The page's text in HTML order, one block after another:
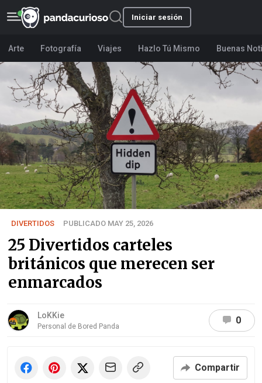
Iniciar sesión
Arte Fotografía Viajes Hazlo Tú Mismo Buenas
DIVERTIDOS PUBLICADO MAY 25, 2026
25 Divertidos carteles
británicos que merecen ser
enmarcados
LoKKie
Personal de Bored Panda
0
Compartir